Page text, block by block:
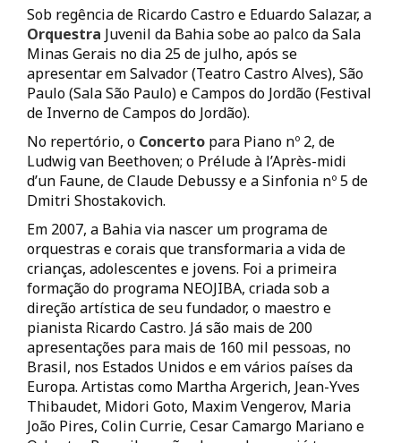
Sob regência de Ricardo Castro e Eduardo Salazar, a
Orquestra Juvenil da Bahia sobe ao palco da Sala
Minas Gerais no dia 25 de julho, após se
apresentar em Salvador (Teatro Castro Alves), São
Paulo (Sala São Paulo) e Campos do Jordão (Festival
de Inverno de Campos do Jordão).
No repertório, o Concerto para Piano nº 2, de
Ludwig van Beethoven; o Prélude à l’Après-midi
d’un Faune, de Claude Debussy e a Sinfonia nº 5 de
Dmitri Shostakovich.
Em 2007, a Bahia via nascer um programa de
orquestras e corais que transformaria a vida de
crianças, adolescentes e jovens. Foi a primeira
formação do programa NEOJIBA, criada sob a
direção artística de seu fundador, o maestro e
pianista Ricardo Castro. Já são mais de 200
apresentações para mais de 160 mil pessoas, no
Brasil, nos Estados Unidos e em vários países da
Europa. Artistas como Martha Argerich, Jean-Yves
Thibaudet, Midori Goto, Maxim Vengerov, Maria
João Pires, Colin Currie, Cesar Camargo Mariano e